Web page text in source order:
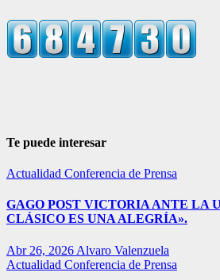
Te puede interesar
Actualidad Conferencia de Prensa
GAGO POST VICTORIA ANTE LA
CLÁSICO ES UNA ALEGRÍA».
Abr 26, 2026 Alvaro Valenzuela
Actualidad Conferencia de Prensa